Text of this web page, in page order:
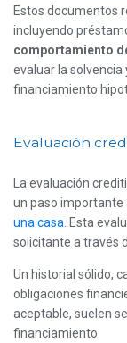
Estos documentos
incluyendo
comportamiento
evaluar la solvencia
financiamiento
Evaluación
La evaluación
un paso importante
una casa. Esta
solicitante a través
Un historial sólido,
obligaciones
aceptable, suelen
financiamiento.